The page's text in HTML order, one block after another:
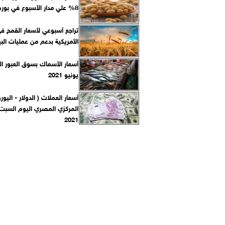
8% علي مدار الأسبوع في بورصة شيكاغو
تراجع أسبوعي لأسعار القمح
الأمريكية بدعم من عمليات
يونيو 2021
أسعار العملات ( الدولار -
2021